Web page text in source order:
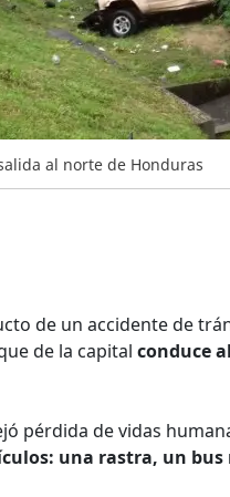
al norte de Honduras
de un accidente de
de la capital conduce
pérdida de vidas
una rastra, un